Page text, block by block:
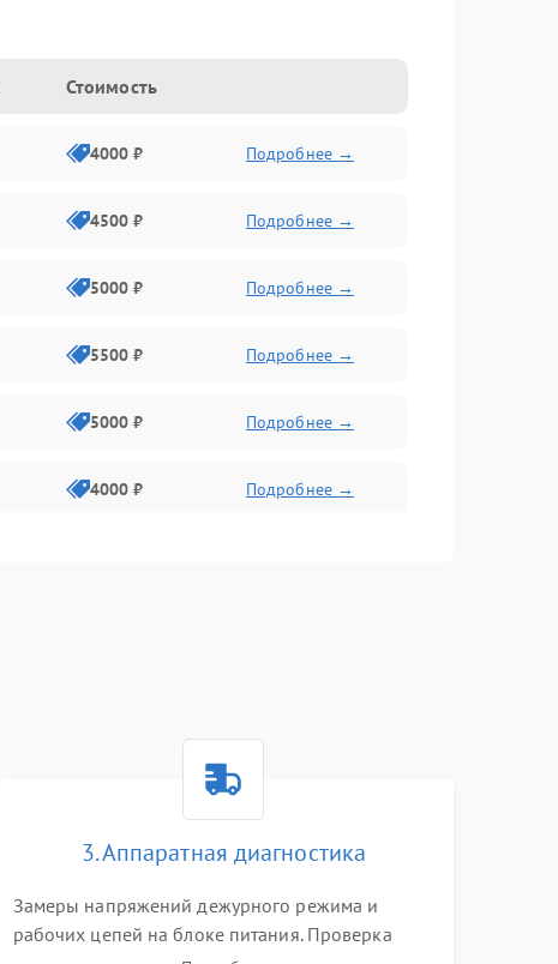
Стоимость
4000 ₽ Подробнее →
4500 ₽ Подробнее →
5000 ₽ Подробнее →
5500 ₽ Подробнее →
5000 ₽ Подробнее →
4000 ₽ Подробнее →
3. Аппаратная диагностика
Замеры напряжений дежурного режима и
рабочих цепей на блоке питания. Проверка